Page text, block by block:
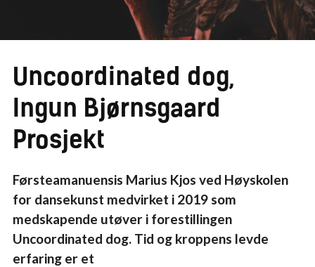
Uncoordinated dog,
Ingun Bjørnsgaard
Prosjekt
Førsteamanuensis Marius Kjos ved Høyskolen
for dansekunst medvirket i 2019 som
medskapende utøver i forestillingen
Uncoordinated dog. Tid og kroppens levde
erfaring er et